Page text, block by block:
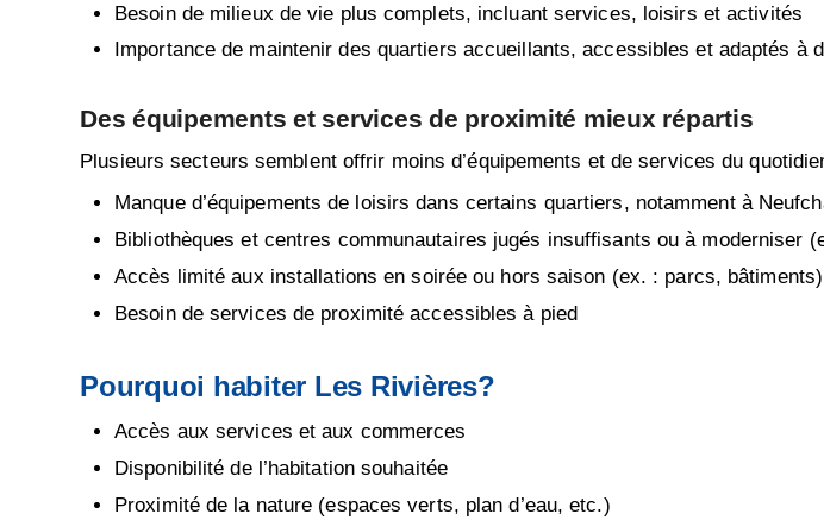
Besoin de milieux de vie plus complets, incluant services, loisirs et activités
Importance de maintenir des quartiers accueillants, accessibles et adaptés à
Des équipements et services de proximité mieux répartis
Plusieurs secteurs semblent offrir moins d’équipements et de services du
Manque d’équipements de loisirs dans certains quartiers, notamment à
Bibliothèques et centres communautaires jugés insuffisants ou à moderniser
Accès limité aux installations en soirée ou hors saison (ex. : parcs, bâtiments)
Besoin de services de proximité accessibles à pied
Pourquoi habiter Les Rivières?
Accès aux services et aux commerces
Disponibilité de l’habitation souhaitée
Proximité de la nature (espaces verts, plan d’eau, etc.)